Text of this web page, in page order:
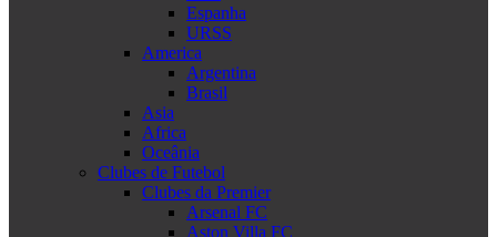
Espanha
URSS
America
Argentina
Brasil
Asia
Africa
Oceânia
Clubes de Futebol
Clubes da Premier
Arsenal FC
Aston Villa FC